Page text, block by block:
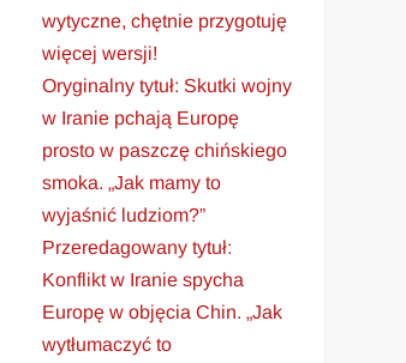
wytyczne, chętnie przygotuję
więcej wersji!
Oryginalny tytuł: Skutki wojny
w Iranie pchają Europę
prosto w paszczę chińskiego
smoka. „Jak mamy to
wyjaśnić ludziom?”
Przeredagowany tytuł:
Konflikt w Iranie spycha
Europę w objęcia Chin. „Jak
wytłumaczyć to